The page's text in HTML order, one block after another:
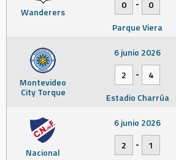
Wanderers
0
0
Parque Viera
Montevideo
City Torque
6 junio 2026
2
-
4
Estadio Charrúa
Nacional
6 junio 2026
2
-
1